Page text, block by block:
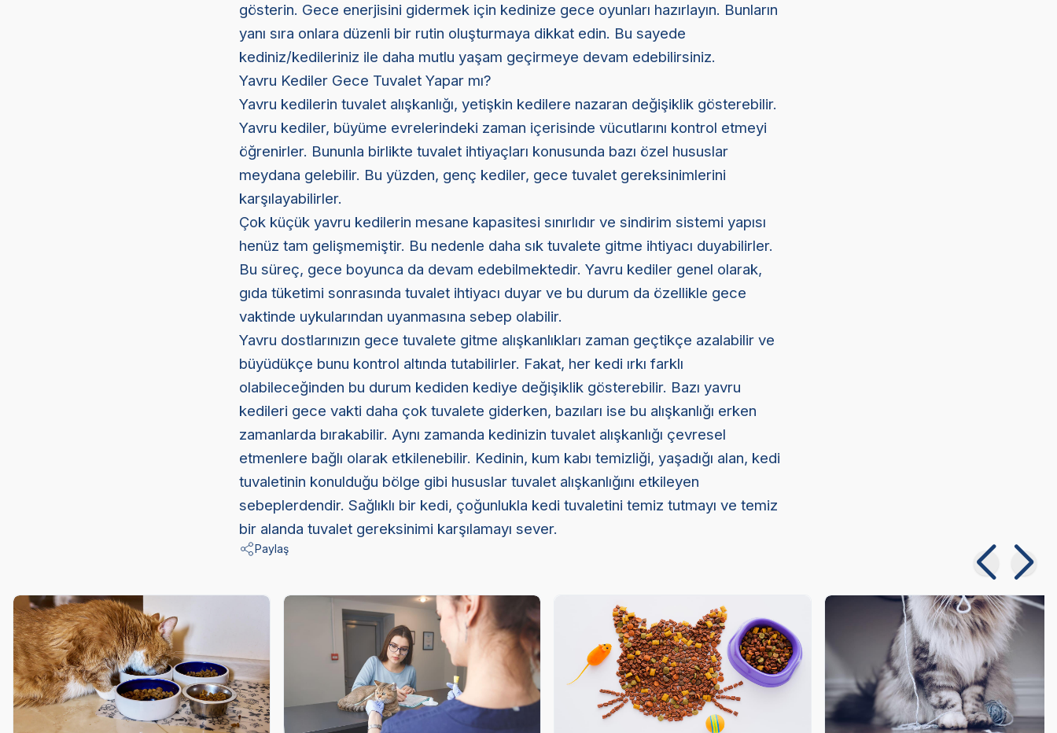
gösterin. Gece enerjisini gidermek için kedinize gece oyunları hazırlayın. Bunların
yanı sıra onlara düzenli bir rutin oluşturmaya dikkat edin. Bu sayede
kediniz/kedileriniz ile daha mutlu yaşam geçirmeye devam edebilirsiniz.
Yavru Kediler Gece Tuvalet Yapar mı?
Yavru kedilerin tuvalet alışkanlığı, yetişkin kedilere nazaran değişiklik gösterebilir.
Yavru kediler, büyüme evrelerindeki zaman içerisinde vücutlarını kontrol etmeyi
öğrenirler. Bununla birlikte tuvalet ihtiyaçları konusunda bazı özel hususlar
meydana gelebilir. Bu yüzden, genç kediler, gece tuvalet gereksinimlerini
karşılayabilirler.
Çok küçük yavru kedilerin mesane kapasitesi sınırlıdır ve sindirim sistemi yapısı
henüz tam gelişmemiştir. Bu nedenle daha sık tuvalete gitme ihtiyacı duyabilirler.
Bu süreç, gece boyunca da devam edebilmektedir. Yavru kediler genel olarak,
gıda tüketimi sonrasında tuvalet ihtiyacı duyar ve bu durum da özellikle gece
vaktinde uykularından uyanmasına sebep olabilir.
Yavru dostlarınızın gece tuvalete gitme alışkanlıkları zaman geçtikçe azalabilir ve
büyüdükçe bunu kontrol altında tutabilirler. Fakat, her kedi ırkı farklı
olabileceğinden bu durum kediden kediye değişiklik gösterebilir. Bazı yavru
kedileri gece vakti daha çok tuvalete giderken, bazıları ise bu alışkanlığı erken
zamanlarda bırakabilir. Aynı zamanda kedinizin tuvalet alışkanlığı çevresel
etmenlere bağlı olarak etkilenebilir. Kedinin, kum kabı temizliği, yaşadığı alan, kedi
tuvaletinin konulduğu bölge gibi hususlar tuvalet alışkanlığını etkileyen
sebeplerdendir. Sağlıklı bir kedi, çoğunlukla kedi tuvaletini temiz tutmayı ve temiz
bir alanda tuvalet gereksinimi karşılamayı sever.
Paylaş